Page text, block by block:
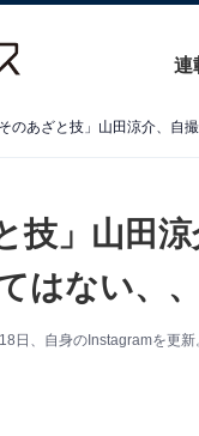
連
そのあざと技」山田涼介、自
技」山田
はない、、
日、自身のInstagramを更